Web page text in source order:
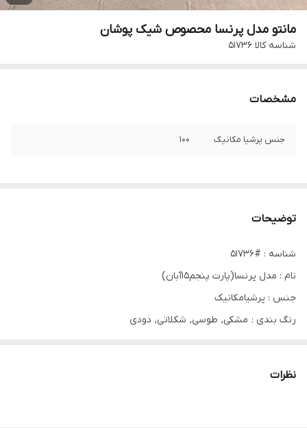
مانتو مدل پرنسا محصوص شیک پوشان
شناسه کالا ۵۱۷۳۶
مشخصات
جنس پرشیا مکانیک ۱۰۰
توضیحات
شناسه : #51736
نام : مدل پرنسا(پارت پنجم۱۵آبان)
جنس : پرشیامکانیک
رنگ بندی : مشکی, طوسی, شکلاتی, دودی
نظرات